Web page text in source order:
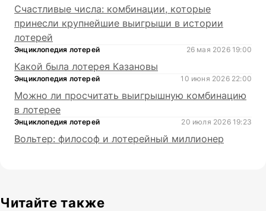
Счастливые числа: комбинации, которые
принесли крупнейшие выигрыши в истории
лотерей
Энциклопедия лотерей 26 мая 2026 19:00
Какой была лотерея Казановы
Энциклопедия лотерей 10 июня 2026 22:00
Можно ли просчитать выигрышную комбинацию
в лотерее
Энциклопедия лотерей 20 июля 2026 19:23
Вольтер: философ и лотерейный миллионер
Читайте также